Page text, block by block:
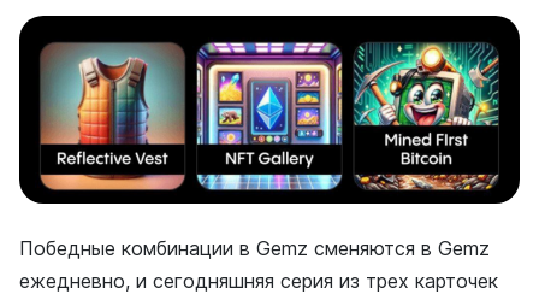
Победные комбинации в Gemz сменяются в Gemz
ежедневно, и сегодняшняя серия из трех карточек